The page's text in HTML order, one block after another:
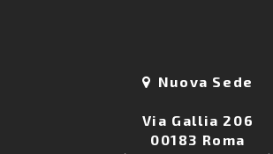
Nuova Sede
Via Gallia 206
00183 Roma